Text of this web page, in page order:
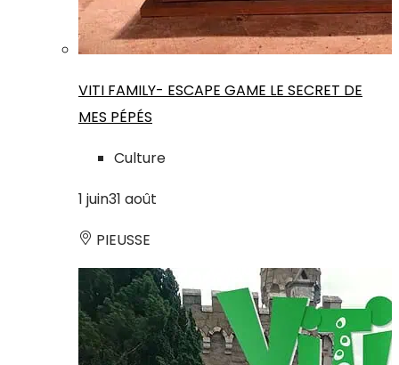
VITI FAMILY- ESCAPE GAME LE SECRET DE
MES PÉPÉS
Culture
1 juin31 août
PIEUSSE